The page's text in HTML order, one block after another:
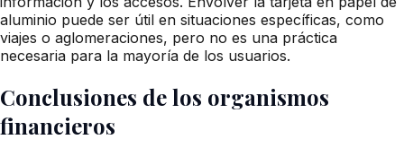
aluminio puede ser útil en situaciones específicas, como
viajes o aglomeraciones, pero no es una práctica
necesaria para la mayoría de los usuarios.
Conclusiones de los organismos
financieros